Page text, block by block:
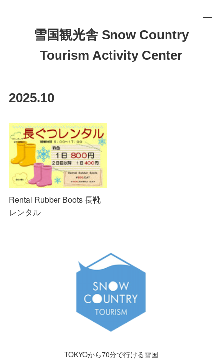
雪国観光舎 Snow Country
Tourism Activity Center
2025.10
Rental Rubber Boots 長靴
レンタル
TOKYOから70分で行ける雪国